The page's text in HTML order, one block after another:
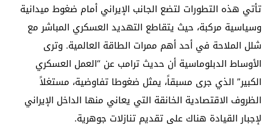
تأتي هذه التطورات لتضع الجانب الإيراني أمام ضغوط ميدانية
وسياسية مركبة، حيث يتقاطع التهديد العسكري المباشر مع
شلل الملاحة في أحد أهم ممرات الطاقة العالمية. وترى
الأوساط الدبلوماسية أن حديث ترامب عن “العمل العسكري
الكبير” الذي جرى مسبقاً، يمثل ضغوطا تفاوضية، مستغلاً
الظروف الاقتصادية الخانقة التي يعاني منها الداخل الإيراني
لإجبار القيادة هناك على تقديم تنازلات جوهرية.